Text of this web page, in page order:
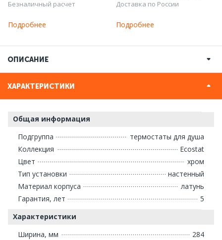
Безналичный расчет
Подробнее
Доставка по России
Подробнее
ОПИСАНИЕ
ХАРАКТЕРИСТИКИ
Общая информация
Подгруппа
термостаты для душа
Коллекция
Ecostat
Цвет
хром
Тип установки
настенный
Материал корпуса
латунь
Гарантия, лет
5
Характеристики
Ширина, мм
284